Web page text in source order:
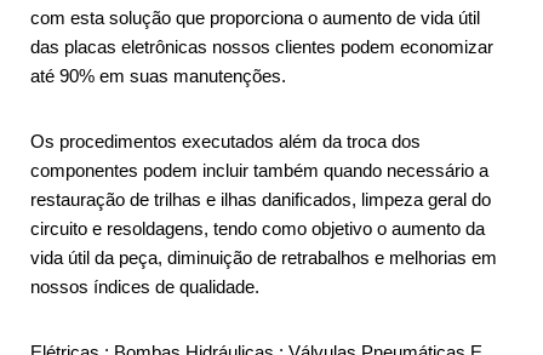
com esta solução que proporciona o aumento de vida útil
das placas eletrônicas nossos clientes podem economizar
até 90% em suas manutenções.
Os procedimentos executados além da troca dos
componentes podem incluir também quando necessário a
restauração de trilhas e ilhas danificados, limpeza geral do
circuito e resoldagens, tendo como objetivo o aumento da
vida útil da peça, diminuição de retrabalhos e melhorias em
nossos índices de qualidade.